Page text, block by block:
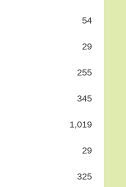
54
29
255
345
1,019
29
325